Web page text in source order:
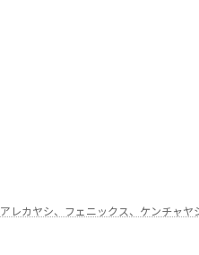
アレカヤシ、フェニックス、ケンチャヤ